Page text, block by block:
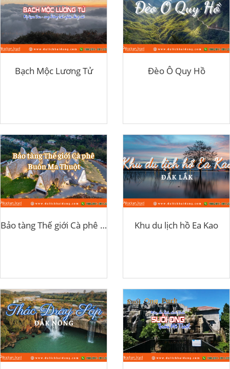
Bạch Mộc Lương Tử Đèo Ô Quy Hồ
Bảo tàng Thế giới Cà phê Buôn Ma Thuột Khu du lịch hồ Ea Kao